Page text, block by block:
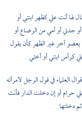
لها أنت علي كظهر ابنتي أو
جدتي أو أمي من الرضاع أو
آخر غير الظهر كأن يقول
كرأس ابنتي أو أختي
العلماء في قول الرجل لامرأته
حرام أو إن دخلت الدار فأنت
ثم دخلتها